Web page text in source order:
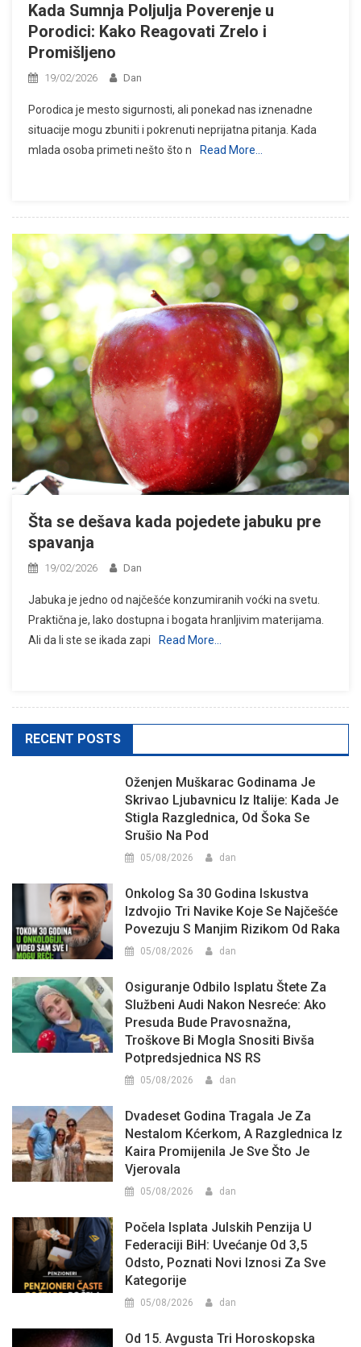
Kada Sumnja Poljulja Poverenje u
Porodici: Kako Reagovati Zrelo i
Promišljeno
19/02/2026 Dan
Porodica je mesto sigurnosti, ali ponekad nas iznenadne
situacije mogu zbuniti i pokrenuti neprijatna pitanja. Kada
mlada osoba primeti nešto što n
Read More…
Šta se dešava kada pojedete jabuku pre
spavanja
19/02/2026 Dan
Jabuka je jedno od najčešće konzumiranih voćki na svetu.
Praktična je, lako dostupna i bogata hranljivim materijama.
Ali da li ste se ikada zapi
Read More…
RECENT POSTS
Oženjen Muškarac Godinama Je
Skrivao Ljubavnicu Iz Italije: Kada Je
Stigla Razglednica, Od Šoka Se
Srušio Na Pod
05/08/2026 dan
Onkolog Sa 30 Godina Iskustva
Izdvojio Tri Navike Koje Se Najčešće
Povezuju S Manjim Rizikom Od Raka
05/08/2026 dan
Osiguranje Odbilo Isplatu Štete Za
Službeni Audi Nakon Nesreće: Ako
Presuda Bude Pravosnažna,
Troškove Bi Mogla Snositi Bivša
Potpredsjednica NS RS
05/08/2026 dan
Dvadeset Godina Tragala Je Za
Nestalom Kćerkom, A Razglednica Iz
Kaira Promijenila Je Sve Što Je
Vjerovala
05/08/2026 dan
Počela Isplata Julskih Penzija U
Federaciji BiH: Uvećanje Od 3,5
Odsto, Poznati Novi Iznosi Za Sve
Kategorije
05/08/2026 dan
Od 15. Avgusta Tri Horoskopska